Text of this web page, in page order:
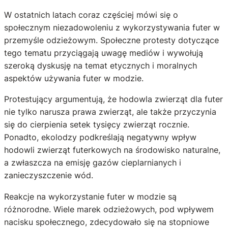
W ostatnich latach coraz częściej mówi się o
społecznym niezadowoleniu z wykorzystywania futer w
przemyśle odzieżowym. Społeczne protesty dotyczące
tego tematu przyciągają uwagę mediów i wywołują
szeroką dyskusję na temat etycznych i moralnych
aspektów używania futer w modzie.
Protestujący argumentują, że hodowla zwierząt dla futer
nie tylko narusza prawa zwierząt, ale także przyczynia
się do cierpienia setek tysięcy zwierząt rocznie.
Ponadto, ekolodzy podkreślają negatywny wpływ
hodowli zwierząt futerkowych na środowisko naturalne,
a zwłaszcza na emisję gazów cieplarnianych i
zanieczyszczenie wód.
Reakcje na wykorzystanie futer w modzie są
różnorodne. Wiele marek odzieżowych, pod wpływem
nacisku społecznego, zdecydowało się na stopniowe